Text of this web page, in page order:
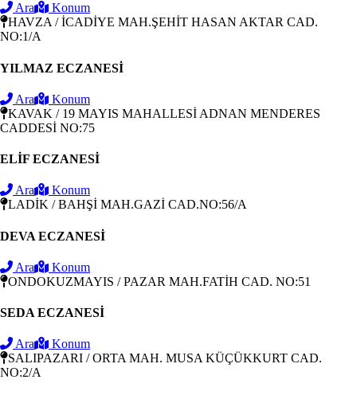
Ara
Konum
HAVZA / İCADİYE MAH.ŞEHİT HASAN AKTAR CAD.
NO:1/A
YILMAZ ECZANESİ
Ara
Konum
KAVAK / 19 MAYIS MAHALLESİ ADNAN MENDERES
CADDESİ NO:75
ELİF ECZANESİ
Ara
Konum
LADİK / BAHŞİ MAH.GAZİ CAD.NO:56/A
DEVA ECZANESİ
Ara
Konum
ONDOKUZMAYIS / PAZAR MAH.FATİH CAD. NO:51
SEDA ECZANESİ
Ara
Konum
SALIPAZARI / ORTA MAH. MUSA KÜÇÜKKURT CAD.
NO:2/A